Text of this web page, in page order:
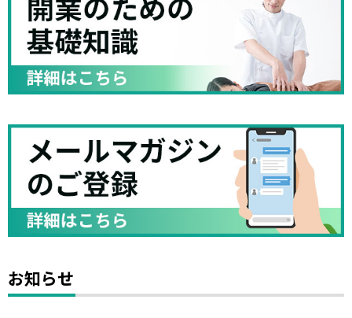
お知らせ